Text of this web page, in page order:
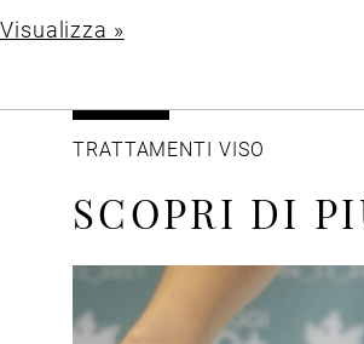
Visualizza »
TRATTAMENTI VISO
SCOPRI DI